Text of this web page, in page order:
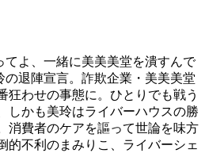
よ、一緒に美美美堂を潰すんで
の退陣宣言。詐欺企業・美美美堂
狂わせの事態に。ひとりでも戦う
しかも美玲はライバーハウスの勝
消費者のケアを謳って世論を味方
的不利のまみりこ、ライバーシェ